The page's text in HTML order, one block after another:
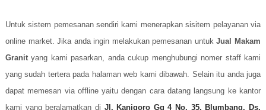
Untuk sistem pemesanan sendiri kami menerapkan sisitem pelayanan via
online market. Jika anda ingin melakukan pemesanan untukJual Makam
Granityang kami pasarkan, anda cukup menghubungi nomer staff kami
yang sudah tertera pada halaman web kami dibawah. Selain itu anda juga
dapat memesan via offline yaitu dengan cara datang langsung ke kantor
kami yang beralamatkan di Jl. Kanigoro Gg 4 No. 35, Blumbang, Ds.